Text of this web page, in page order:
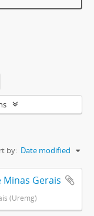
by: Date modified
Gerais
(Uremg)